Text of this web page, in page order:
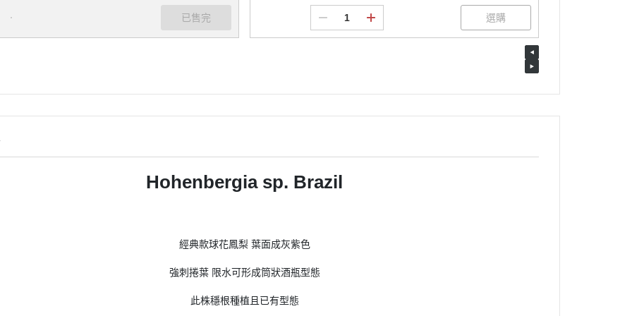
Hohenbergia sp. Brazil
經典款球花鳳梨 葉面成灰紫色
強刺捲葉 限水可形成筒狀酒瓶型態
此株穩根種植且已有型態